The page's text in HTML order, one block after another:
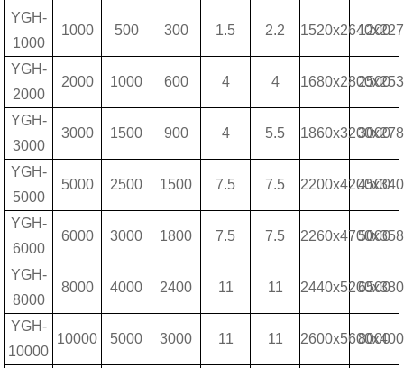
YGH-
1000
1000 500 300 1.5 2.2 1200
YGH-
2000
2000 1000 600 4 4 2500
YGH-
3000
3000 1500 900 4 5.5 3000
YGH-
5000
5000 2500 1500 7.5 7.5 4500
YGH-
6000
6000 3000 1800 7.5 7.5 5000
YGH-
8000
8000 4000 2400 11 11 6500
YGH-
10000
10000 5000 3000 11 11 8000